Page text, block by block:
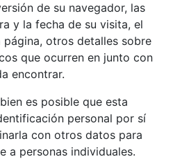
de su navegador, las
y la fecha de su visita, el
otros detalles sobre
que ocurren en junto con
encontrar.
es posible que esta
personal por sí
con otros datos para
a personas individuales.